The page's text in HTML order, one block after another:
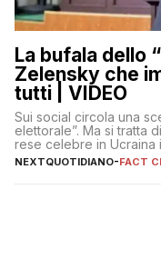
La bufala dello
Zelensky che
tutti | VIDEO
Sui social circola una
elettorale”. Ma si tratta
rese celebre in Ucraina
NEXTQUOTIDIANO-FACT